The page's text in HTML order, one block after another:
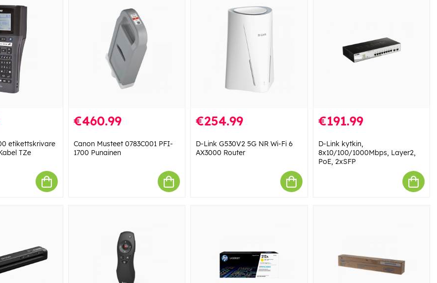
etikettskrivare
TZe
€460.99
Canon Musteet 0783C001 PFI-
1700 Punainen
€254.99
D-Link G530V2 5G NR Wi-Fi 6
AX3000 Router
€191.99
D-Link kytkin,
8x10/100/1000Mbps, Layer2,
PoE, 2xSFP